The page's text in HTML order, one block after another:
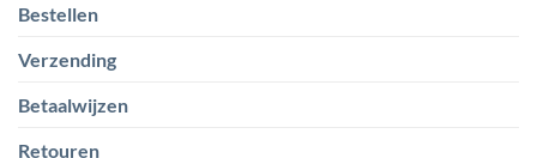
Bestellen
Verzending
Betaalwijzen
Retouren